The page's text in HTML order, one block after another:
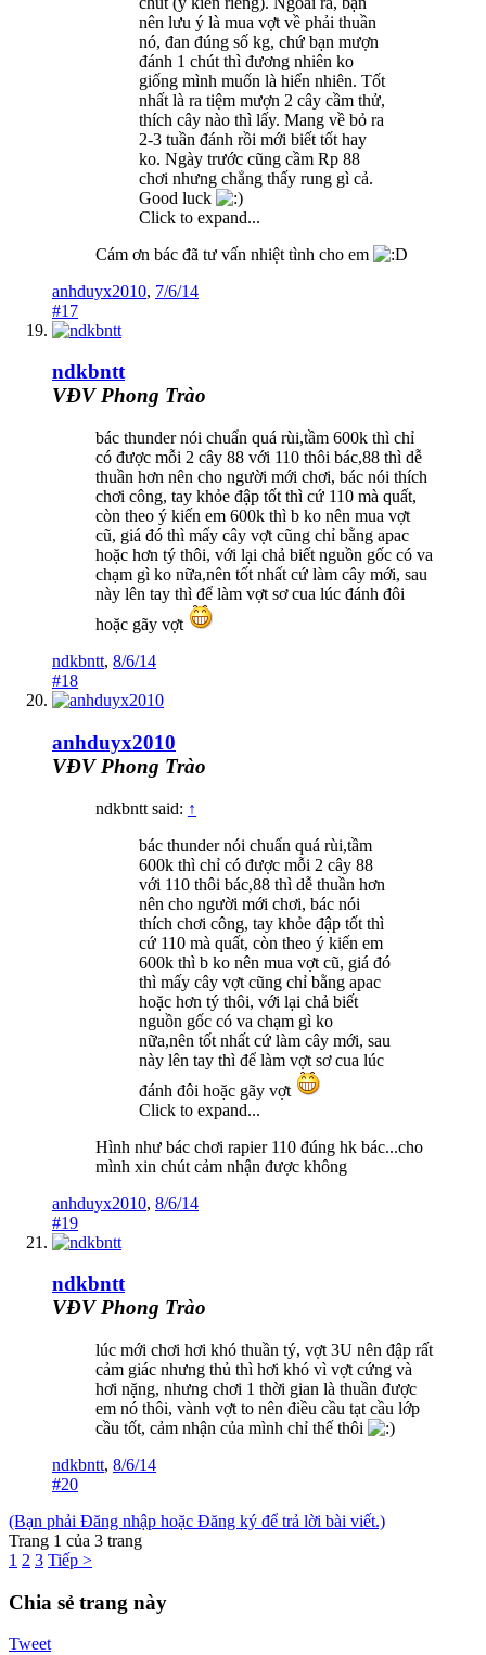
nên lưu ý là mua vợt về phải thuần
nó, đan đúng số kg, chứ bạn mượn
đánh 1 chút thì đương nhiên ko
giống mình muốn là hiển nhiên. Tốt
nhất là ra tiệm mượn 2 cây cầm thử,
thích cây nào thì lấy. Mang về bỏ ra
2-3 tuần đánh rồi mới biết tốt hay
ko. Ngày trước cũng cầm Rp 88
chơi nhưng chẳng thấy rung gì cả.
Good luck
Click to expand...
Cám ơn bác đã tư vấn nhiệt tình cho em
anhduyx2010, 7/6/14
#17
ndkbntt
VĐV Phong Trào
bác thunder nói chuẩn quá rùi,tầm 600k thì chỉ
có được mỗi 2 cây 88 với 110 thôi bác,88 thì dễ
thuần hơn nên cho người mới chơi, bác nói thích
chơi công, tay khỏe đập tốt thì cứ 110 mà quất,
còn theo ý kiến em 600k thì b ko nên mua vợt
cũ, giá đó thì mấy cây vợt cũng chỉ bằng apac
hoặc hơn tý thôi, với lại chả biết nguồn gốc có va
chạm gì ko nữa,nên tốt nhất cứ làm cây mới, sau
này lên tay thì để làm vợt sơ cua lúc đánh đôi
hoặc gãy vợt
ndkbntt, 8/6/14
#18
anhduyx2010
VĐV Phong Trào
ndkbntt said: ↑
bác thunder nói chuẩn quá rùi,tầm
600k thì chỉ có được mỗi 2 cây 88
với 110 thôi bác,88 thì dễ thuần hơn
nên cho người mới chơi, bác nói
thích chơi công, tay khỏe đập tốt thì
cứ 110 mà quất, còn theo ý kiến em
600k thì b ko nên mua vợt cũ, giá đó
thì mấy cây vợt cũng chỉ bằng apac
hoặc hơn tý thôi, với lại chả biết
nguồn gốc có va chạm gì ko
nữa,nên tốt nhất cứ làm cây mới, sau
này lên tay thì để làm vợt sơ cua lúc
đánh đôi hoặc gãy vợt
Click to expand...
Hình như bác chơi rapier 110 đúng hk bác...cho
mình xin chút cảm nhận được không
anhduyx2010, 8/6/14
#19
ndkbntt
VĐV Phong Trào
lúc mới chơi hơi khó thuần tý, vợt 3U nên đập rất
cảm giác nhưng thủ thì hơi khó vì vợt cứng và
hơi nặng, nhưng chơi 1 thời gian là thuần được
em nó thôi, vành vợt to nên điều cầu tạt cầu lớp
cầu tốt, cảm nhận của mình chỉ thế thôi
ndkbntt, 8/6/14
#20
(Bạn phải Đăng nhập hoặc Đăng ký để trả lời bài viết.)
Trang 1 của 3 trang
1 2 3 Tiếp >
Chia sẻ trang này
Tweet